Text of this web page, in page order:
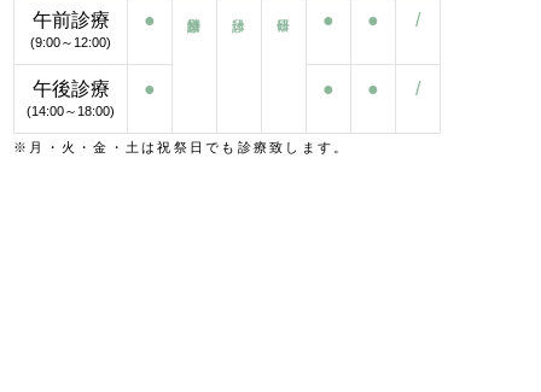
午前診療
(9:00～12:00)
● ● ● /
午後診療
(14:00～18:00)
● ● ● /
※月・火・金・土は祝祭日でも診療致します。